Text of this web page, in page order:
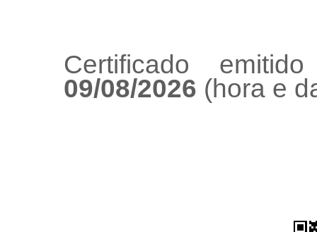
Certificado
09/08/2026 (hora e